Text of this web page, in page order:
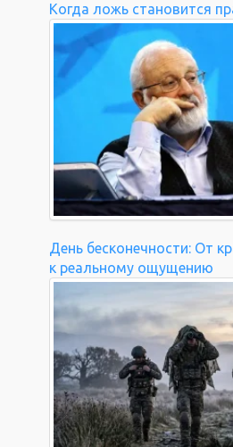
Когда ложь становится
День бесконечности: От
к реальному ощущению